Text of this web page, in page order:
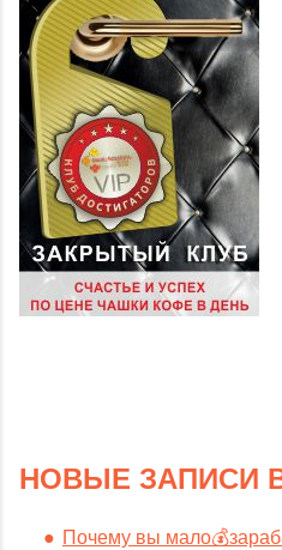
НОВЫЕ ЗАПИСИ
Почему вы